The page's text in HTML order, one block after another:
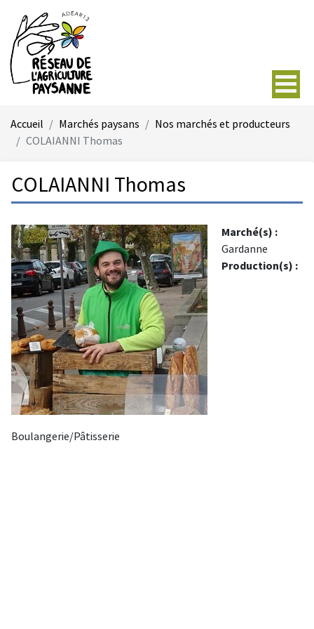
Accueil Marchés paysans
Nos marchés et producteurs
COLAIANNI Thomas
COLAIANNI Thomas
Marché(s) :
Gardanne
Production(s) :
Boulangerie/Pâtisserie